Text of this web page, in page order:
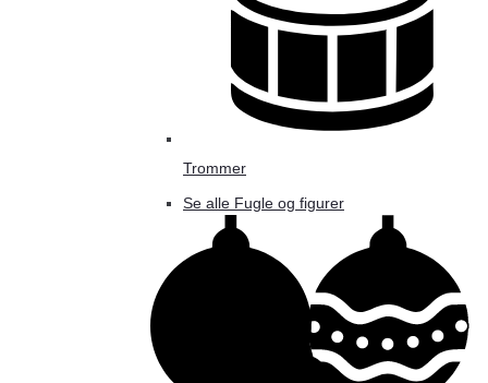
Trommer
Se alle Fugle og figurer